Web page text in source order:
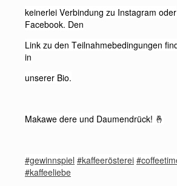
keinerlei Verbindung zu Instagram oder
Facebook. Den
Link zu den Teilnahmebedingungen
in
unserer Bio.
Makawe dere und Daumendrück! 🤞
#gewinnspiel #kaffeerösterei
#kaffeeliebe